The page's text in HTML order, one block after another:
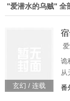
"爱潜水的乌贼" 全
玄幻 / 连载
诡
从
番